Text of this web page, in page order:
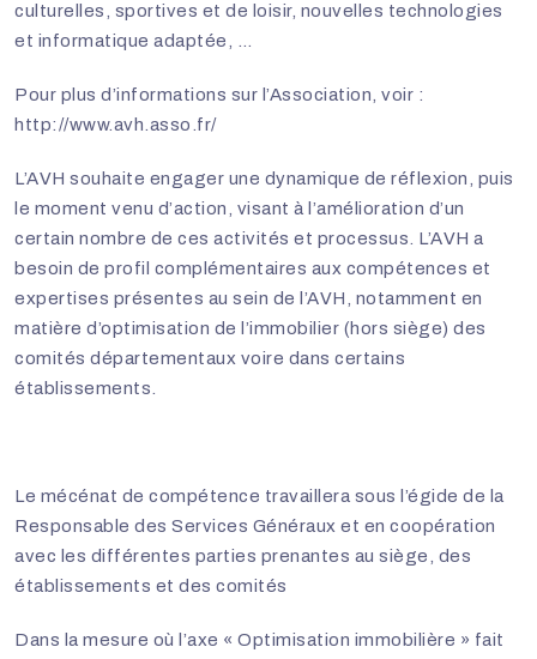
culturelles, sportives et de loisir, nouvelles technologies
et informatique adaptée, …
Pour plus d’informations sur l’Association, voir :
http://www.avh.asso.fr/
L’AVH souhaite engager une dynamique de réflexion, puis
le moment venu d’action, visant à l’amélioration d’un
certain nombre de ces activités et processus. L’AVH a
besoin de profil complémentaires aux compétences et
expertises présentes au sein de l’AVH, notamment en
matière d’optimisation de l’immobilier (hors siège) des
comités départementaux voire dans certains
établissements.
Le mécénat de compétence travaillera sous l’égide de la
Responsable des Services Généraux et en coopération
avec les différentes parties prenantes au siège, des
établissements et des comités
Dans la mesure où l’axe « Optimisation immobilière » fait